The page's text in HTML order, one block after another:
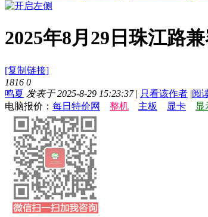
2025年8月29日珠江路
[复制链接]
1816 0
鸣夏 发表于 2025-8-29 15:23:37 | 只看该作者 |阅
电脑报价： 每日特价网 整机 主板 显卡 显